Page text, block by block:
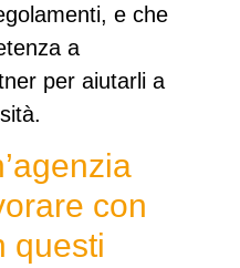
e che
a
per aiutarli a
con
questi